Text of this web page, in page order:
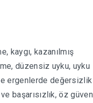
kaygı, kazanılmış
düzensiz uyku, uyku
ergenlerde değersizlik
başarısızlık, öz güven